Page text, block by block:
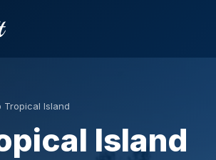
Tropical Island
Island